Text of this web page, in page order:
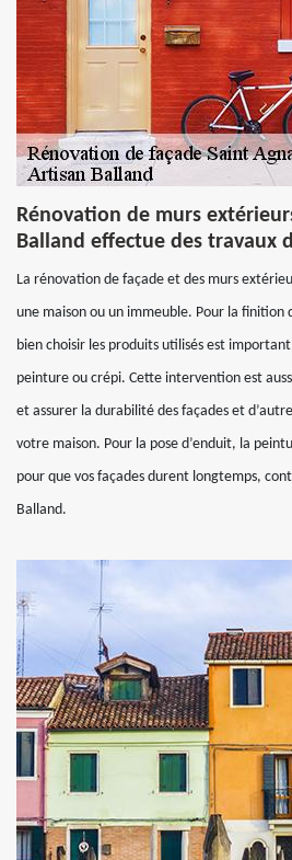
Rénovation de murs
Balland effectue des travaux
La rénovation de façade et des murs
une maison ou un immeuble. Pour la finition
bien choisir les produits utilisés est
peinture ou crépi. Cette intervention est
et assurer la durabilité des façades et
votre maison. Pour la pose d’enduit, la
pour que vos façades durent longtemps,
Balland.